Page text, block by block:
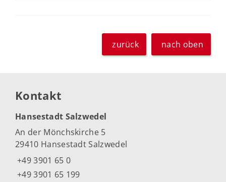
zurück nach oben
Kontakt
Hansestadt Salzwedel
An der Mönchskirche 5
29410 Hansestadt Salzwedel
+49 3901 65 0
+49 3901 65 199